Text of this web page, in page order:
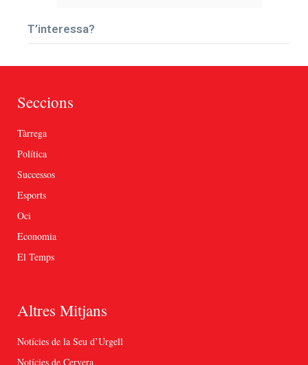
T’interessa?
Seccions
Tàrrega
Política
Successos
Esports
Oci
Economia
El Temps
Altres Mitjans
Notícies de la Seu d’Urgell
Notícies de Cervera